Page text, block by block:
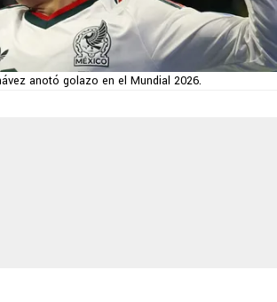
anotó golazo en el Mundial 2026.